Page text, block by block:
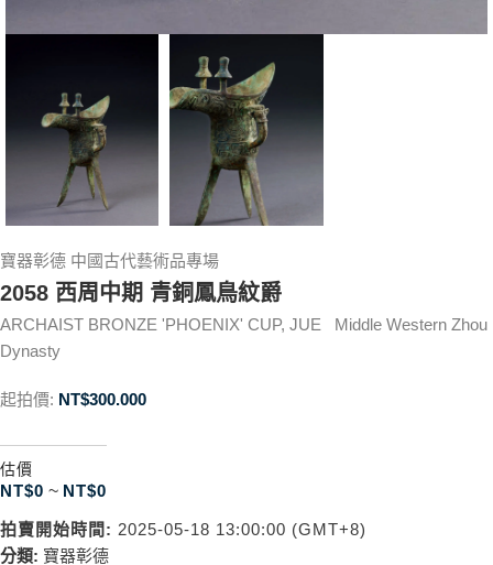
寶器彰德 中國古代藝術品專場
2058 西周中期 青銅鳳鳥紋爵
ARCHAIST BRONZE 'PHOENIX' CUP, JUE Middle Western Zhou
Dynasty
起拍價: NT$300.000
估價
NT$0 ~ NT$0
拍賣開始時間: 2025-05-18 13:00:00 (GMT+8)
分類: 寶器彰德